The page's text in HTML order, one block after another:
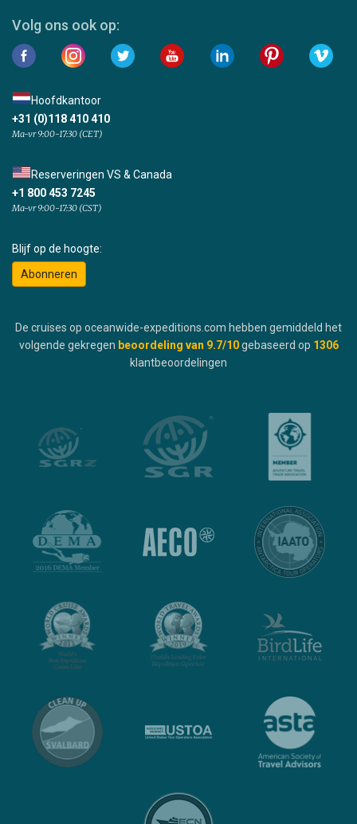
Volg ons ook op:
Hoofdkantoor
+31 (0)118 410 410
Ma-vr 9:00-17:30 (CET)
Reserveringen VS & Canada
+1 800 453 7245
Ma-vr 9:00-17:30 (CST)
Blijf op de hoogte:
Abonneren
De cruises op oceanwide-expeditions.com hebben gemiddeld het
volgende gekregen beoordeling van 9.7/10 gebaseerd op 1306
klantbeoordelingen